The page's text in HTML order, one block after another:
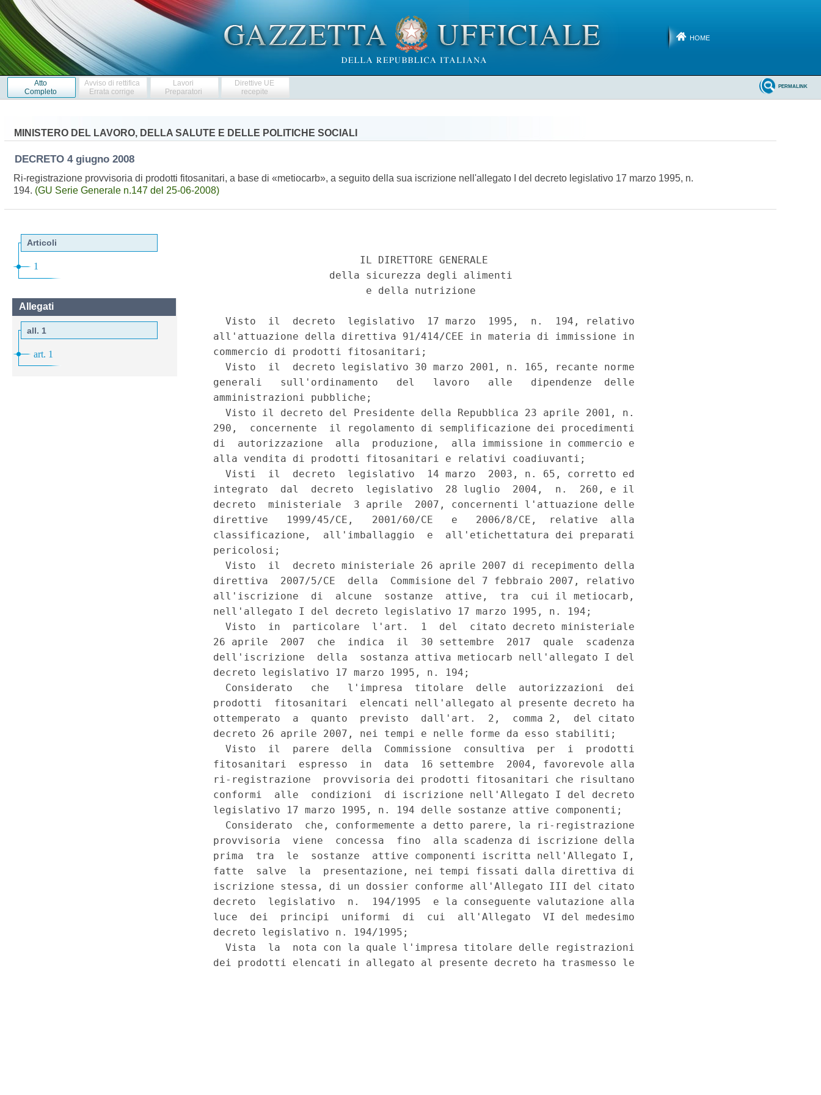
HOME
Atto
Completo
Avviso di rettifica
Errata corrige
Lavori
Preparatori
Direttive UE
recepite
PERMALINK
MINISTERO DEL LAVORO, DELLA SALUTE E DELLE POLITICHE SOCIALI
DECRETO 4 giugno 2008
Ri-registrazione provvisoria di prodotti fitosanitari, a base di «metiocarb», a seguito della sua iscrizione nell'allegato I del decreto legislativo 17 marzo 1995, n.
194. (GU Serie Generale n.147 del 25-06-2008)